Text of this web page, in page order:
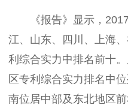
《报告》显示，2017
江、山东、四川、上海
利综合实力中排名前十
区专利综合实力排名中
南位居中部及东北地区